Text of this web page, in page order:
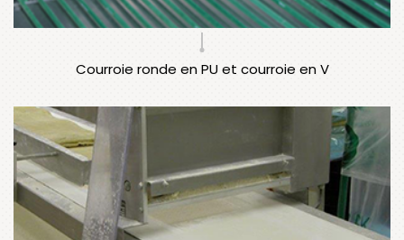
Courroie ronde en PU et courroie en V